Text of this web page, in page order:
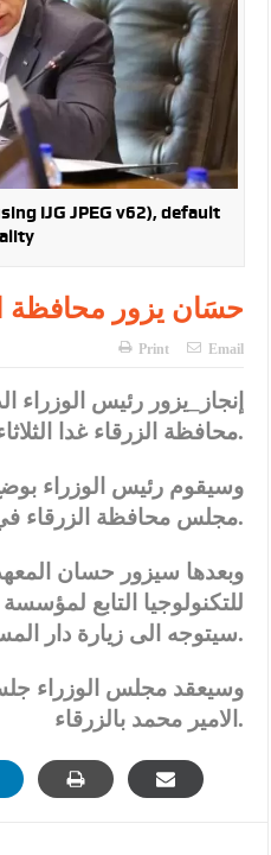
على شراكة
دعوة المكلفين بخدمة العلم
القاضي محمود أحمد
عارف بيك
IJG JPEG v62), default
حسَان يزور محافظة
Print Email
إنجاز_يزور رئيس الوزراء
محافظة الزرقاء غدا الثلاثاء الموافق 17/12/2024.
وسيقوم رئيس الوزراء
مجلس محافظة الزرقاء في جبل طارق.
وبعدها سيزور حسان
للتكنولوجيا التابع
سيتوجه الى زيارة دار المسنين في حي المصفاة.
وسيعقد مجلس الوزراء
الامير محمد بالزرقاء.